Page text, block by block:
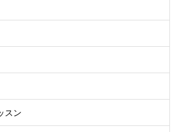
スン